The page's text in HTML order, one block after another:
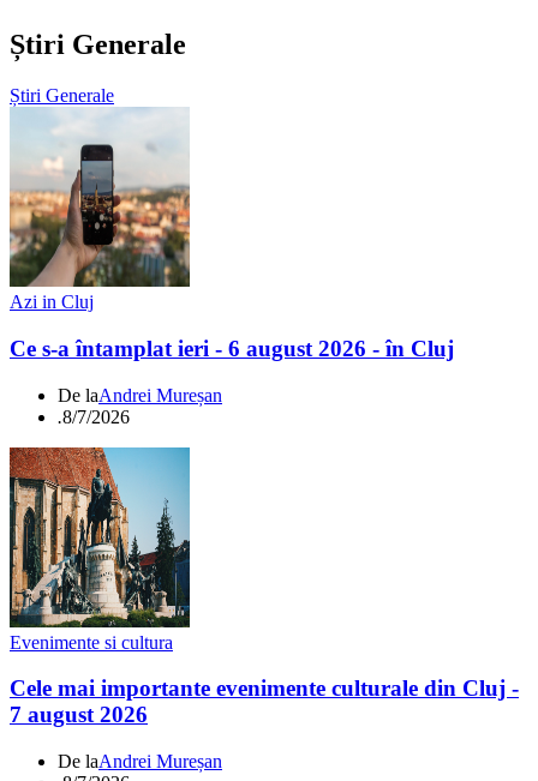
Știri Generale
Știri Generale
Azi in Cluj
Ce s-a întamplat ieri - 6 august 2026 - în Cluj
De laAndrei Mureșan
.8/7/2026
Evenimente si cultura
Cele mai importante evenimente culturale din Cluj -
7 august 2026
De laAndrei Mureșan